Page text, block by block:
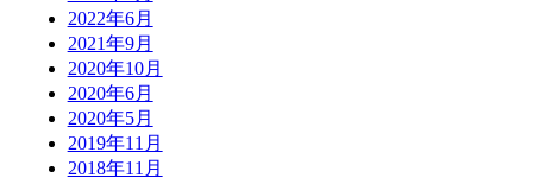
2022年6月
2021年9月
2020年10月
2020年6月
2020年5月
2019年11月
2018年11月